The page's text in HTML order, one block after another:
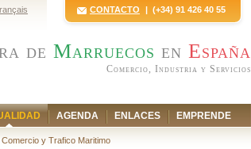
CONTACTO | (+34) 91 426 40 55
de Marruecos en España
Comercio, Industria y Servicios
AGENDA ENLACES EMPRENDE
y Trafico Maritimo